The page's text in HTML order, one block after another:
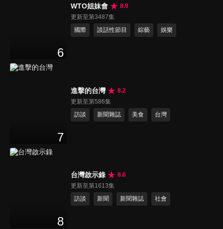
6
WTO姐妹會
8.9
更新至第3487集
國際
談話性節目 綜藝 娛樂
7
進擊的台灣
8.2
更新至第586集
訪談
新聞雜誌 美食 台灣
8
台灣啟示錄
8.6
更新至第1613集
訪談
新聞 新聞雜誌 社會